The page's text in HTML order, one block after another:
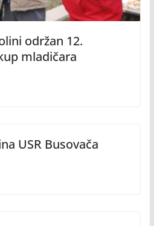
održan 12.
mladičara
USR Busovača